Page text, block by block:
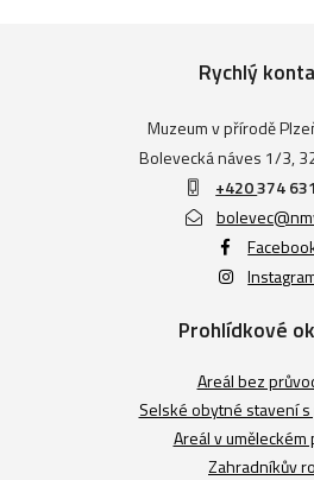
Rychlý
Muzeum v přírodě
Bolevecká náves 1/3,
+420374
Prohlídkové
Areál bez
Selské obytné stavení
Areál v uměleckém
Zahradníkův